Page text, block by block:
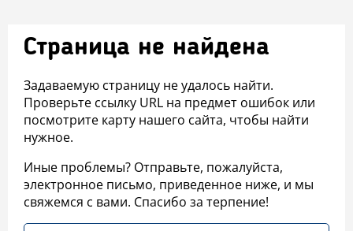
Страница не найдена
Задаваемую страницу не удалось найти.
Проверьте ссылку URL на предмет ошибок или
посмотрите карту нашего сайта, чтобы найти
нужное.
Иные проблемы? Отправьте, пожалуйста,
электронное письмо, приведенное ниже, и мы
свяжемся с вами. Спасибо за терпение!